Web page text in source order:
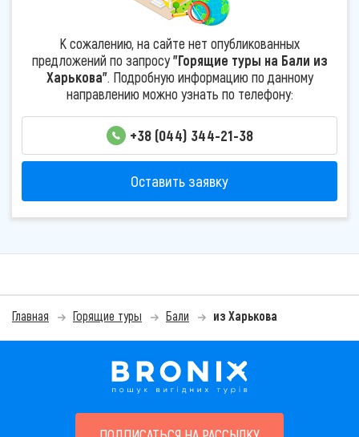
К сожалению, на сайте нет опубликованных
предложений по запросу"Горящие туры на Бали из
Харькова". Подробную информацию по данному
направлению можно узнать по телефону:
+38 (044) 344-21-38
Оставить заявку
Главная Горящие туры Бали из Харькова